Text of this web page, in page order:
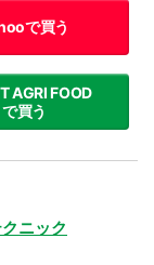
で買う
AGRI FOOD
で買う
ニック